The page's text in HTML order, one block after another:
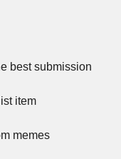
best submission
item
memes